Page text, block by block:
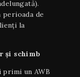
de
la
și schimb
un AWB